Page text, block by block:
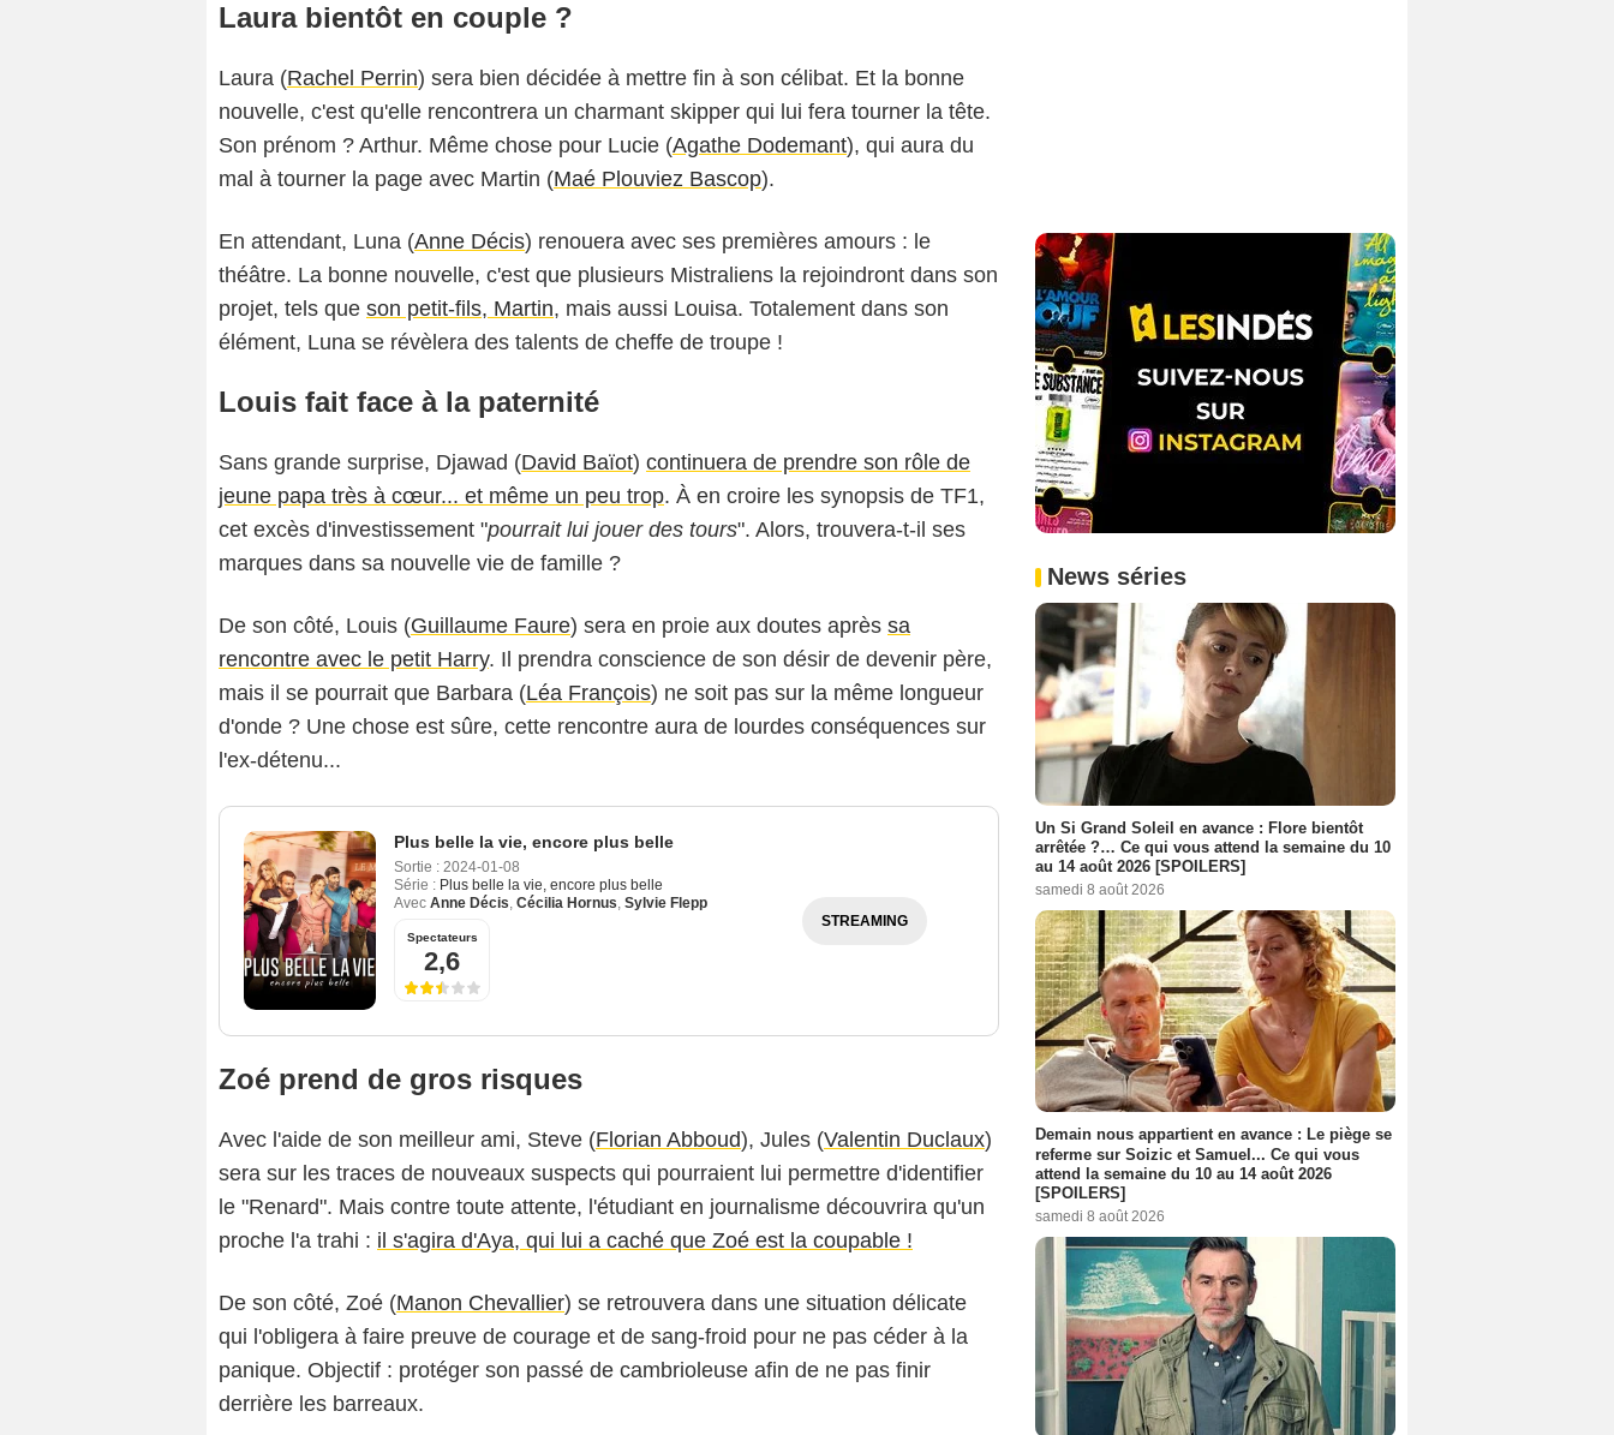
Laura bientôt en couple ?
Laura (Rachel Perrin) sera bien décidée à mettre fin à son célibat. Et la bonne
nouvelle, c'est qu'elle rencontrera un charmant skipper qui lui fera tourner la tête.
Son prénom ? Arthur. Même chose pour Lucie (Agathe Dodemant), qui aura du
mal à tourner la page avec Martin (Maé Plouviez Bascop).
En attendant, Luna (Anne Décis) renouera avec ses premières amours : le
théâtre. La bonne nouvelle, c'est que plusieurs Mistraliens la rejoindront dans son
projet, tels que son petit-fils, Martin, mais aussi Louisa. Totalement dans son
élément, Luna se révèlera des talents de cheffe de troupe !
Louis fait face à la paternité
Sans grande surprise, Djawad (David Baïot) continuera de prendre son rôle de
jeune papa très à cœur... et même un peu trop. À en croire les synopsis de TF1,
cet excès d'investissement "pourrait lui jouer des tours". Alors, trouvera-t-il ses
marques dans sa nouvelle vie de famille ?
De son côté, Louis (Guillaume Faure) sera en proie aux doutes après sa
rencontre avec le petit Harry. Il prendra conscience de son désir de devenir père,
mais il se pourrait que Barbara (Léa François) ne soit pas sur la même longueur
d'onde ? Une chose est sûre, cette rencontre aura de lourdes conséquences sur
l'ex-détenu...
Plus belle la vie, encore plus belle
Sortie : 2024-01-08
Série : Plus belle la vie, encore plus belle
Avec Anne Décis, Cécilia Hornus, Sylvie Flepp
Spectateurs
2,6
STREAMING
Zoé prend de gros risques
Avec l'aide de son meilleur ami, Steve (Florian Abboud), Jules (Valentin Duclaux)
sera sur les traces de nouveaux suspects qui pourraient lui permettre d'identifier
le "Renard". Mais contre toute attente, l'étudiant en journalisme découvrira qu'un
proche l'a trahi : il s'agira d'Aya, qui lui a caché que Zoé est la coupable !
De son côté, Zoé (Manon Chevallier) se retrouvera dans une situation délicate
qui l'obligera à faire preuve de courage et de sang-froid pour ne pas céder à la
panique. Objectif : protéger son passé de cambrioleuse afin de ne pas finir
derrière les barreaux.
News séries
Un Si Grand Soleil en avance : Flore bientôt
arrêtée ?… Ce qui vous attend la semaine du 10
au 14 août 2026 [SPOILERS]
samedi 8 août 2026
Demain nous appartient en avance : Le piège se
referme sur Soizic et Samuel... Ce qui vous
attend la semaine du 10 au 14 août 2026
[SPOILERS]
samedi 8 août 2026